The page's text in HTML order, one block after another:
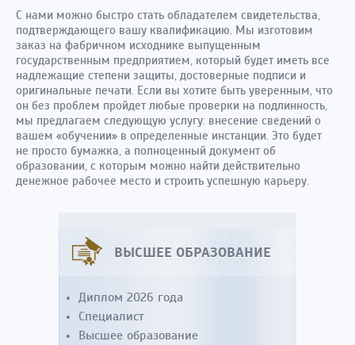
С нами можно быстро стать обладателем свидетельства,
подтверждающего вашу квалификацию. Мы изготовим
заказ на фабричном исходнике выпущенным
государственным предприятием, который будет иметь все
надлежащие степени защиты, достоверные подписи и
оригинальные печати. Если вы хотите быть уверенным, что
он без проблем пройдет любые проверки на подлинность,
мы предлагаем следующую услугу: внесение сведений о
вашем «обучении» в определенные инстанции. Это будет
не просто бумажка, а полноценный документ об
образовании, с которым можно найти действительно
денежное рабочее место и строить успешную карьеру.
ВЫСШЕЕ ОБРАЗОВАНИЕ
Диплом 2026 года
Специалист
Высшее образование